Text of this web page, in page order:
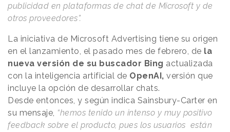
publicidad en plataformas de chat de Microsoft y de
otros proveedores”.
La iniciativa de Microsoft Advertising tiene su origen
en el lanzamiento, el pasado mes de febrero, de la
nueva versión de su buscador Bing actualizada
con la inteligencia artificial de OpenAI, versión que
incluye la opción de desarrollar chats.
Desde entonces, y según indica Sainsbury-Carter en
su mensaje, “hemos tenido un intenso y muy positivo
feedback sobre el producto, pues los usuarios están